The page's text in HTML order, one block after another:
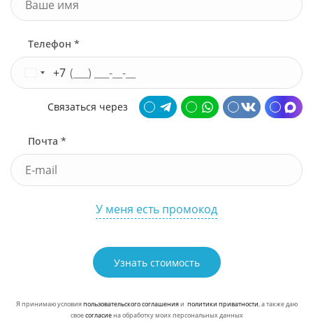
Телефон *
+7
Связаться через
Почта *
У меня есть промокод
Узнать стоимость
Я принимаю условияпользовательского соглашенияи политики приватности, а также даю
своесогласиена обработку моих персональных данных